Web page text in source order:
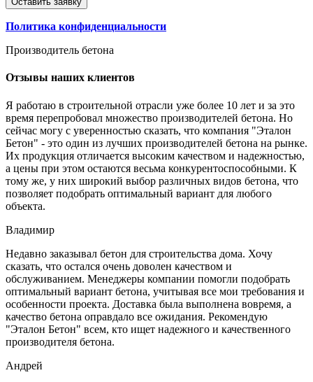
Политика конфиденциальности
Производитель бетона
Отзывы наших клиентов
Я работаю в строительной отрасли уже более 10 лет и за это
время перепробовал множество производителей бетона. Но
сейчас могу с уверенностью сказать, что компания "Эталон
Бетон" - это один из лучших производителей бетона на рынке.
Их продукция отличается высоким качеством и надежностью,
а цены при этом остаются весьма конкурентоспособными. К
тому же, у них широкий выбор различных видов бетона, что
позволяет подобрать оптимальный вариант для любого
объекта.
Владимир
Недавно заказывал бетон для строительства дома. Хочу
сказать, что остался очень доволен качеством и
обслуживанием. Менеджеры компании помогли подобрать
оптимальный вариант бетона, учитывая все мои требования и
особенности проекта. Доставка была выполнена вовремя, а
качество бетона оправдало все ожидания. Рекомендую
"Эталон Бетон" всем, кто ищет надежного и качественного
производителя бетона.
Андрей